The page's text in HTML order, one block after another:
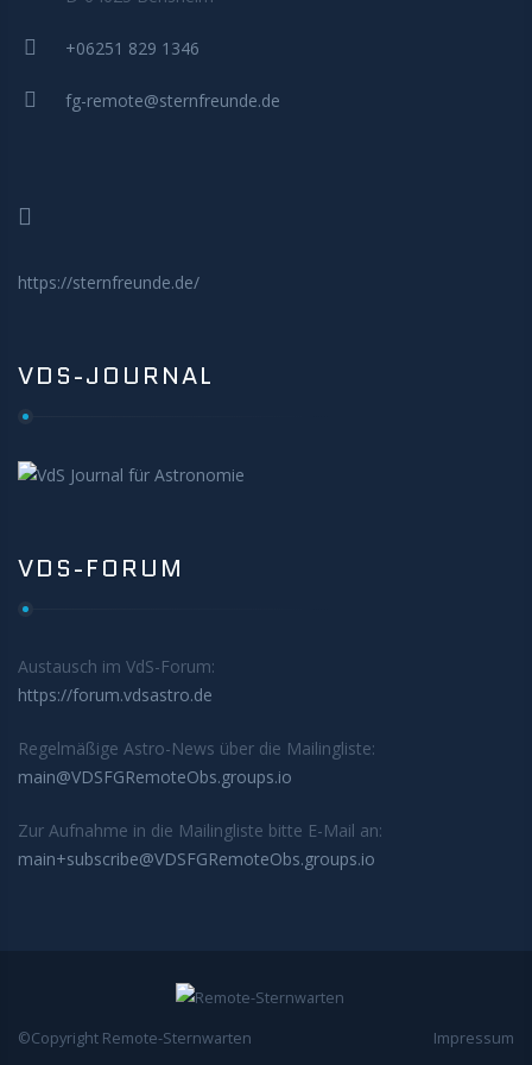
+06251 829 1346
fg-remote@sternfreunde.de
https://sternfreunde.de/
VDS-JOURNAL
VDS-FORUM
Austausch im VdS-Forum:
https://forum.vdsastro.de
Regelmäßige Astro-News über die Mailingliste:
main@VDSFGRemoteObs.groups.io
Zur Aufnahme in die Mailingliste bitte E-Mail an:
main+subscribe@VDSFGRemoteObs.groups.io
©Copyright Remote-Sternwarten Impressum